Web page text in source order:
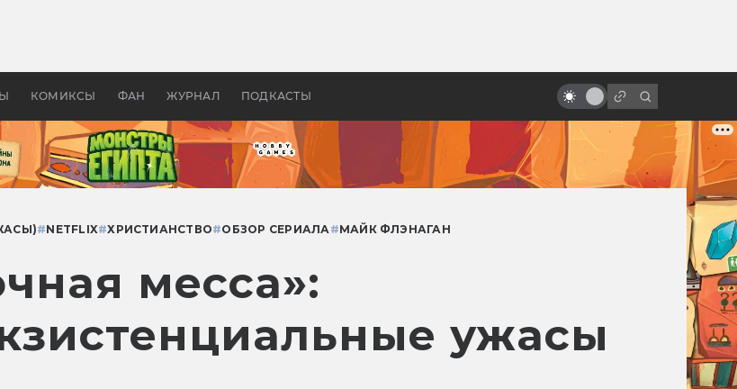
КОМИКСЫ ФАН ЖУРНАЛ ПОДКАСТЫ
Древней Грецией
ли он проверку временем?
#NETFLIX#ХРИСТИАНСТВО#ОБЗОР СЕРИАЛА#МАЙК ФЛЭНАГАН
месса»:
ужасы